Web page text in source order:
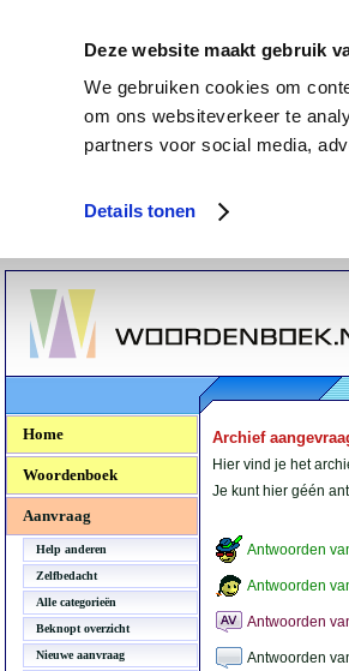
Deze website maakt gebruik
We gebruiken cookies om
om ons websiteverkeer te
partners voor social media,
Details tonen
Woordenboek.NU
Home
Woordenboek
Aanvraag
Help anderen
Zelfbedacht
Alle categorieën
Beknopt overzicht
Nieuwe aanvraag
Archief
Hier vind je het
Je kunt hier géén
Antwoorden
Antwoorden
Antwoorden
Antwoorden